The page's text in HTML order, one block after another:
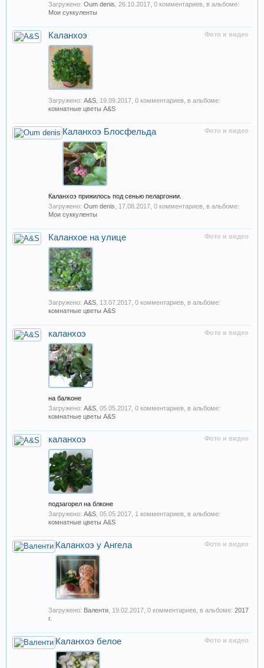
Загружено: Oum denis 26.10.2017 , 0 комментариев, в альбоме:
Мои суккуленты
Фото и видео
Каланхоэ
Загружено: A&S 19.09.2017 , 0 комментариев, в альбоме:
комнатные цветы A&S
Фото и видео
Каланхоэ Блосфельда
Каланхоэ прижилось под сенью пеларгонии.
Загружено: Oum denis 17.08.2017 , 0 комментариев, в альбоме:
Мои суккуленты
Фото и видео
Каланхое на улице
Загружено: A&S 13.07.2017 , 0 комментариев, в альбоме:
комнатные цветы A&S
Фото и видео
каланхоэ
на балконе
Загружено: A&S 05.05.2017 , 0 комментариев, в альбоме:
комнатные цветы A&S
Фото и видео
каланхоэ
подзагорел на блконе
Загружено: A&S 05.05.2017 , 1 комментариев, в альбоме:
комнатные цветы A&S
Фото и видео
Каланхоэ у Ангела
Загружено: Валенти 19.02.2017 , 0 комментариев, в альбоме: 2017
г.
Фото и видео
Каланхоэ белое